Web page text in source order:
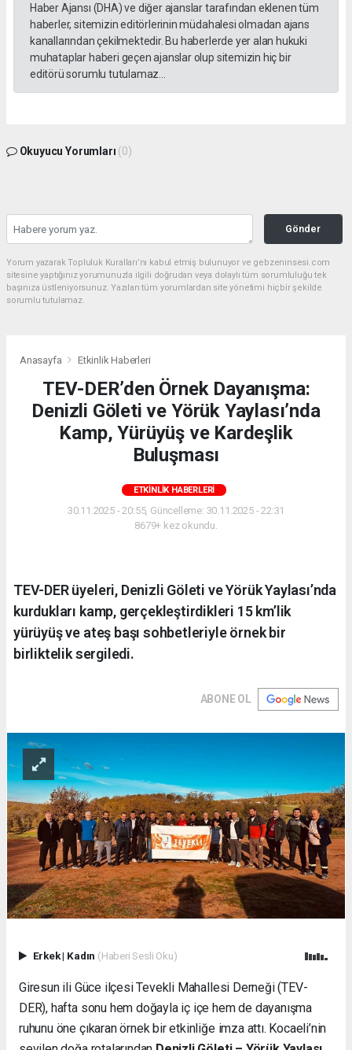
Haber Ajansı (DHA) ve diğer ajanslar tarafından eklenen tüm
haberler, sitemizin editörlerinin müdahalesi olmadan ajans
kanallarından çekilmektedir. Bu haberlerde yer alan hukuki
muhataplar haberi geçen ajanslar olup sitemizin hiç bir
editörü sorumlu tutulamaz...
Okuyucu Yorumları (0)
Gönder
Yorum yazarak Topluluk Kuralları’nı kabul etmiş bulunuyor ve gebzeninsesi.com
sitesine yaptığınız yorumunuzla ilgili doğrudan veya dolaylı tüm sorumluluğu tek
başınıza üstleniyorsunuz. Yazılan tüm yorumlardan site yönetimi hiçbir şekilde
sorumlu tutulamaz.
Anasayfa Etkinlik Haberleri
TEV-DER’den Örnek Dayanışma:
Denizli Göleti ve Yörük Yaylası’nda
Kamp, Yürüyüş ve Kardeşlik
Buluşması
ETKINLIK HABERLERI
30.11.2025 - 20:55, Güncelleme: 30.11.2025 - 22:31
8679+ kez okundu.
TEV-DER üyeleri, Denizli Göleti ve Yörük Yaylası’nda
kurdukları kamp, gerçekleştirdikleri 15 km’lik
yürüyüş ve ateş başı sohbetleriyle örnek bir
birliktelik sergiledi.
ABONE OL
Erkek| Kadın (Haberi Sesli Oku)
Giresun ili Güce ilçesi Tevekli Mahallesi Derneği (TEV-
DER), hafta sonu hem doğayla iç içe hem de dayanışma
ruhunu öne çıkaran örnek bir etkinliğe imza attı. Kocaeli’nin